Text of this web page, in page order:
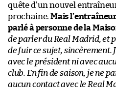
quête d’un nouvel
prochaine.Mais
parlé à personne de la
de parler du Real Madrid, et
de fuir ce sujet, sincèrement.
avec le président ni avec
club. En fin de saison, je ne
aucun contact avec le Real